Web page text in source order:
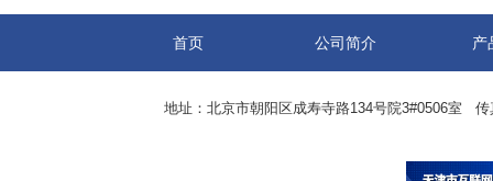
首页 公司简介 产
地址：北京市朝阳区成寿寺路134号院3#0506室